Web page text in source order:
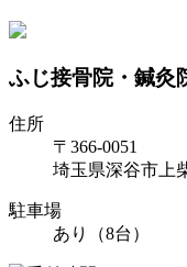
ふじ接骨院・鍼灸
住所
〒366-0051
埼玉県深谷市上
駐車場
あり（8台）